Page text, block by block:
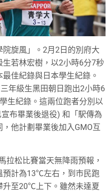
旋風」。2月2日的別府大
若林宏樹，以2小時6分7秒
佳紀錄與日本學生紀錄。
年級生黑田朝日跑出2小時6
生紀錄。這兩位跑者分別以
宣布畢業後退役) 和「駅傳為
他計劃畢業後加入GMO互
拉松比賽當天無降雨預報，
預計為13℃左右，到市民跑
升至20℃上下。雖然未達夏